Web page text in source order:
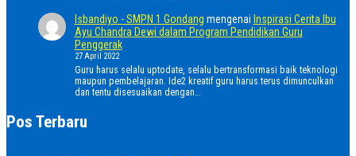
Isbandiyo - SMPN 1 Gondang mengenai Inspirasi Cerita Ibu
Ayu Chandra Dewi dalam Program Pendidikan Guru
Penggerak
27 April 2022
Guru harus selalu uptodate, selalu bertransformasi baik teknologi
maupun pembelajaran. Ide2 kreatif guru harus terus dimunculkan
dan tentu disesuaikan dengan…
Pos Terbaru